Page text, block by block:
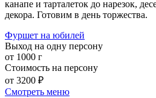
канапе и тарталеток до нарезок,
декора. Готовим в день торжества.
Фуршет на юбилей
Выход на одну персону
от 1000 г
Стоимость на персону
от 3200 ₽
Смотреть меню